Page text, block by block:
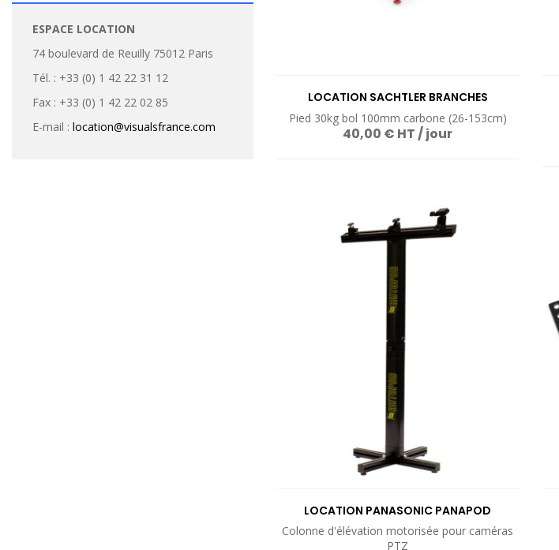
ESPACE LOCATION
74 boulevard de Reuilly 75012 Paris
Tél. : +33 (0) 1 42 22 31 12
Fax : +33 (0) 1 42 22 02 85
E-mail : location@visualsfrance.com
LOCATION SACHTLER BRANCHES
Pied 30kg bol 100mm carbone (26-153cm)
40,00 € HT / jour
LOCATION PANASONIC PANAPOD
Colonne d'élévation motorisée pour caméras
PTZ
VOIR LE PRODUIT